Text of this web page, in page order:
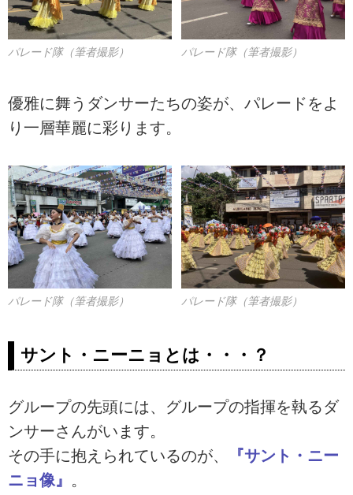
パレード隊（筆者撮影） パレード隊（筆者撮影）
優雅に舞うダンサーたちの姿が、パレードをよ
り一層華麗に彩ります。
パレード隊（筆者撮影） パレード隊（筆者撮影）
サント・ニーニョとは・・・？
グループの先頭には、グループの指揮を執るダ
ンサーさんがいます。
その手に抱えられているのが、
『サント・ニー
ニョ像』 。